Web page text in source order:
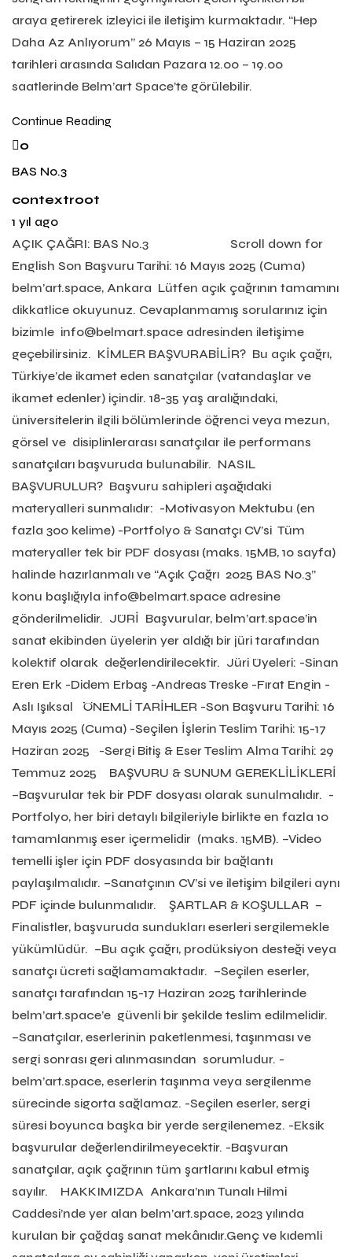
araya getirerek izleyici ile iletişim kurmaktadır. “Hep
Daha Az Anlıyorum” 26 Mayıs – 15 Haziran 2025
tarihleri arasında Salıdan Pazara 12.00 – 19.00
saatlerinde Belm’art Space’te görülebilir.
Continue Reading
0
BAS No.3
contextroot
1 yıl ago
AÇIK ÇAĞRI: BAS No.3 Scroll down for
English Son Başvuru Tarihi: 16 Mayıs 2025 (Cuma)
belm’art.space, Ankara Lütfen açık çağrının tamamını
dikkatlice okuyunuz. Cevaplanmamış sorularınız için
bizimle info@belmart.space adresinden iletişime
geçebilirsiniz. KİMLER BAŞVURABİLİR? Bu açık çağrı,
Türkiye’de ikamet eden sanatçılar (vatandaşlar ve
ikamet edenler) içindir. 18-35 yaş aralığındaki,
üniversitelerin ilgili bölümlerinde öğrenci veya mezun,
görsel ve disiplinlerarası sanatçılar ile performans
sanatçıları başvuruda bulunabilir. NASIL
BAŞVURULUR? Başvuru sahipleri aşağıdaki
materyalleri sunmalıdır: -Motivasyon Mektubu (en
fazla 300 kelime) -Portfolyo & Sanatçı CV’si Tüm
materyaller tek bir PDF dosyası (maks. 15MB, 10 sayfa)
halinde hazırlanmalı ve “Açık Çağrı 2025 BAS No.3”
konu başlığıyla info@belmart.space adresine
gönderilmelidir. JÜRİ Başvurular, belm’art.space’in
sanat ekibinden üyelerin yer aldığı bir jüri tarafından
kolektif olarak değerlendirilecektir. Jüri Üyeleri: -Sinan
Eren Erk -Didem Erbaş -Andreas Treske -Fırat Engin -
Aslı Işıksal ÖNEMLİ TARİHLER -Son Başvuru Tarihi: 16
Mayıs 2025 (Cuma) -Seçilen İşlerin Teslim Tarihi: 15-17
Haziran 2025 -Sergi Bitiş & Eser Teslim Alma Tarihi: 29
Temmuz 2025 BAŞVURU & SUNUM GEREKLİLİKLERİ
–Başvurular tek bir PDF dosyası olarak sunulmalıdır. -
Portfolyo, her biri detaylı bilgileriyle birlikte en fazla 10
tamamlanmış eser içermelidir (maks. 15MB). –Video
temelli işler için PDF dosyasında bir bağlantı
paylaşılmalıdır. –Sanatçının CV’si ve iletişim bilgileri aynı
PDF içinde bulunmalıdır. ŞARTLAR & KOŞULLAR –
Finalistler, başvuruda sundukları eserleri sergilemekle
yükümlüdür. –Bu açık çağrı, prodüksiyon desteği veya
sanatçı ücreti sağlamamaktadır. –Seçilen eserler,
sanatçı tarafından 15-17 Haziran 2025 tarihlerinde
belm’art.space’e güvenli bir şekilde teslim edilmelidir.
–Sanatçılar, eserlerinin paketlenmesi, taşınması ve
sergi sonrası geri alınmasından sorumludur. -
belm’art.space, eserlerin taşınma veya sergilenme
sürecinde sigorta sağlamaz. -Seçilen eserler, sergi
süresi boyunca başka bir yerde sergilenemez. -Eksik
başvurular değerlendirilmeyecektir. -Başvuran
sanatçılar, açık çağrının tüm şartlarını kabul etmiş
sayılır. HAKKIMIZDA Ankara’nın Tunalı Hilmi
Caddesi’nde yer alan belm’art.space, 2023 yılında
kurulan bir çağdaş sanat mekânıdır.Genç ve kıdemli